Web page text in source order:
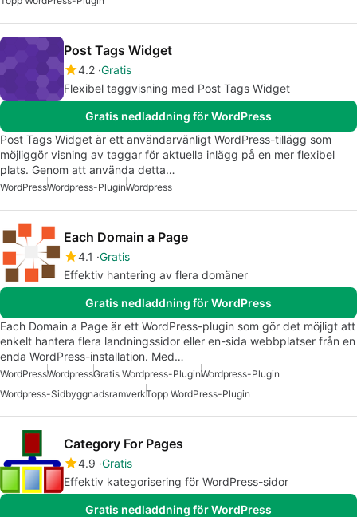
Post Tags Widget
4.2 Gratis
Flexibel taggvisning med Post Tags Widget
Gratis nedladdning för WordPress
Post Tags Widget är ett användarvänligt WordPress-tillägg som
möjliggör visning av taggar för aktuella inlägg på en mer flexibel
plats. Genom att använda detta…
WordPressWordpress-PluginWordpress
Each Domain a Page
4.1 Gratis
Effektiv hantering av flera domäner
Gratis nedladdning för WordPress
Each Domain a Page är ett WordPress-plugin som gör det möjligt att
enkelt hantera flera landningssidor eller en-sida webbplatser från en
enda WordPress-installation. Med…
WordPressWordpressGratis Wordpress-PluginWordpress-Plugin
Wordpress-SidbyggnadsramverkTopp WordPress-Plugin
Category For Pages
4.9 Gratis
Effektiv kategorisering för WordPress-sidor
Gratis nedladdning för WordPress